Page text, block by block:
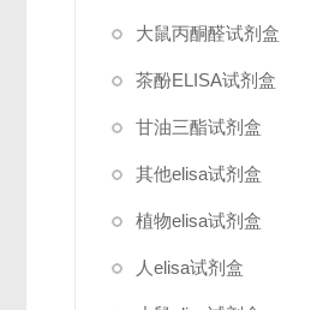
大鼠丙酮醛试剂盒
茶酚ELISA试剂盒
甘油三酯试剂盒
其他elisa试剂盒
植物elisa试剂盒
人elisa试剂盒